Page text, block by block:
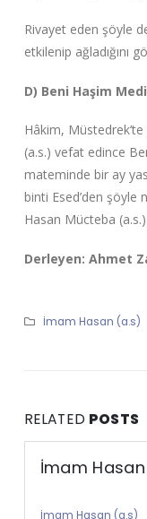
Rivayet eden şöyle
etkilenip ağladığını
D) Beni Haşim
Hâkim,
(a.s.) vefat edince
mateminde bir ay
binti Esed’den şöyle
Hasan Mücteba
Derleyen: Ahmet
İmam Hasan (a.s)
RELATED POSTS
İmam Hasan
İmam Hasan (a.s)